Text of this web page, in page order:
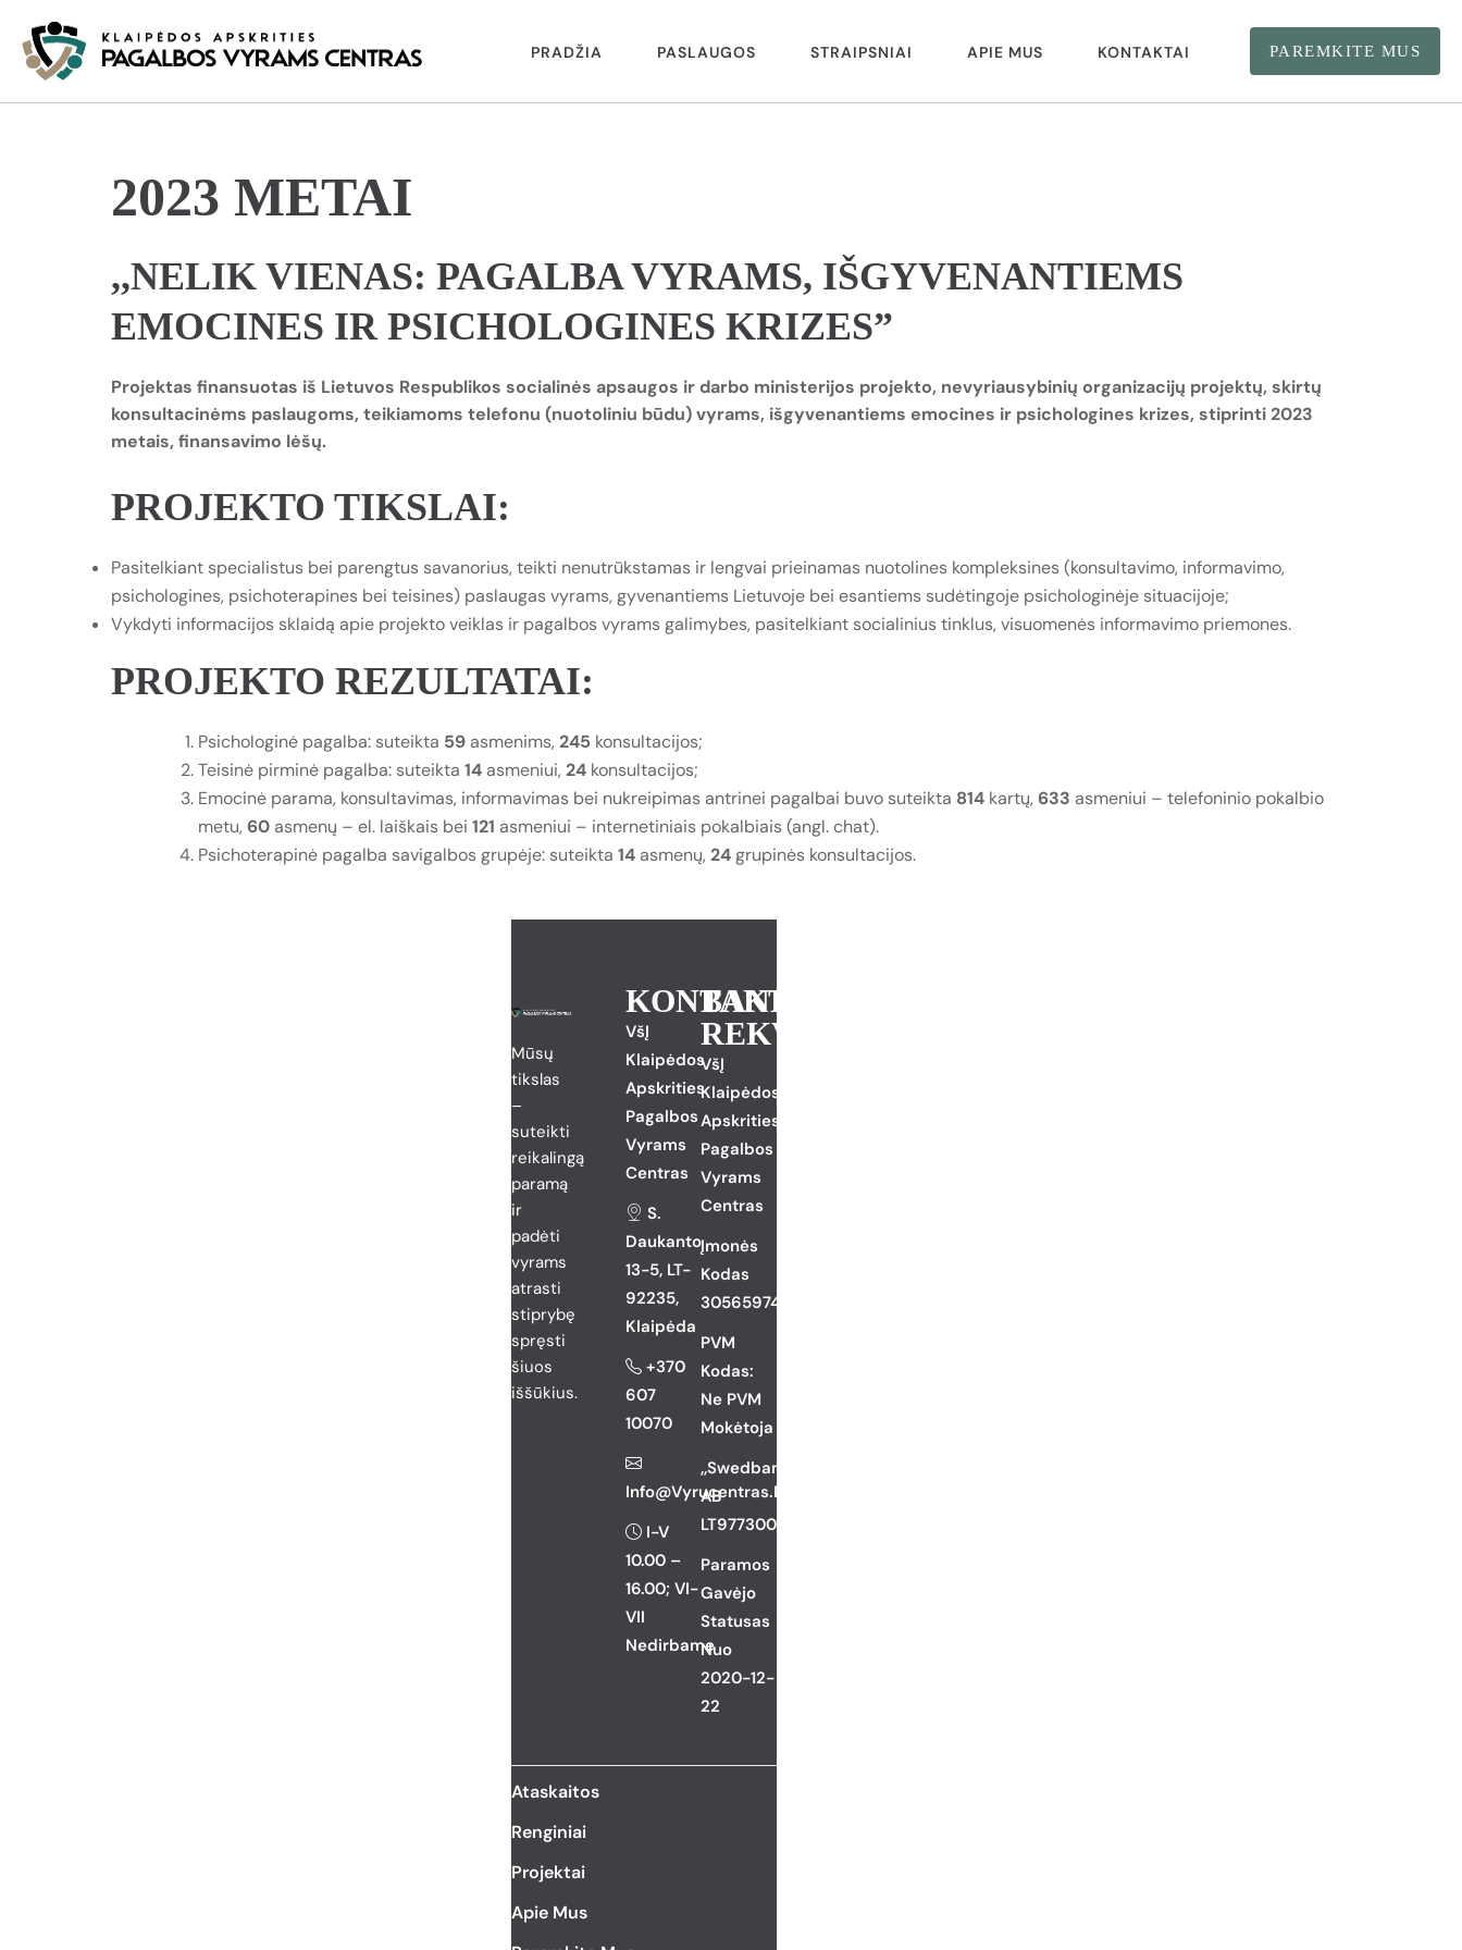
PRADŽIA PASLAUGOS STRAIPSNIAI APIE MUS KONTAKTAI PAREMKITE MUS
2023 METAI
,,NELIK VIENAS: PAGALBA VYRAMS, IŠGYVENANTIEMS
EMOCINES IR PSICHOLOGINES KRIZES”
Projektas finansuotas iš Lietuvos Respublikos socialinės apsaugos ir darbo ministerijos projekto, nevyriausybinių organizacijų projektų, skirtų
konsultacinėms paslaugoms, teikiamoms telefonu (nuotoliniu būdu) vyrams, išgyvenantiems emocines ir psichologines krizes, stiprinti 2023
metais, finansavimo lėšų.
PROJEKTO TIKSLAI:
Pasitelkiant specialistus bei parengtus savanorius, teikti nenutrūkstamas ir lengvai prieinamas nuotolines kompleksines (konsultavimo, informavimo,
psichologines, psichoterapines bei teisines) paslaugas vyrams, gyvenantiems Lietuvoje bei esantiems sudėtingoje psichologinėje situacijoje;
Vykdyti informacijos sklaidą apie projekto veiklas ir pagalbos vyrams galimybes, pasitelkiant socialinius tinklus, visuomenės informavimo priemones.
PROJEKTO REZULTATAI:
Psichologinė pagalba: suteikta 59 asmenims,245 konsultacijos;
Teisinė pirminė pagalba: suteikta 14 asmeniui,24 konsultacijos;
Emocinė parama, konsultavimas, informavimas bei nukreipimas antrinei pagalbai buvo suteikta 814 kartų,633 asmeniui – telefoninio pokalbio
metu,60 asmenų – el. laiškais bei 121 asmeniui – internetiniais pokalbiais (angl. chat).
Psichoterapinė pagalba savigalbos grupėje: suteikta 14 asmenų,24grupinės konsultacijos.
Mūsų
tikslas
–
suteikti
reikalingą
paramą
ir
padėti
vyrams
atrasti
stiprybę
spręsti
šiuos
iššūkius.
KONTAKTAI
VšĮ
Klaipėdos
Apskrities
Pagalbos
Vyrams
Centras
S.
Daukanto
13-5, LT-
92235,
Klaipėda
+370
607
10070
Info@vyrucentras.lt
I-V
10.00 –
16.00; VI-
VII
Nedirbame
BANKINIAI
REKVIZITAI
VšĮ
Klaipėdos
Apskrities
Pagalbos
Vyrams
Centras
Įmonės
Kodas
305659744
PVM
Kodas:
Ne PVM
Mokėtoja
,,Swedbank”,
AB
LT977300010165777712
Paramos
Gavėjo
Statusas
Nuo
2020-12-
22
Ataskaitos
Renginiai
Projektai
Apie Mus